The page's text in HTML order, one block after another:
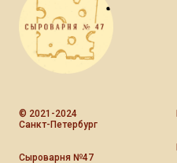
© 2021-2024
Санкт-Петербург
Сыроварня №47